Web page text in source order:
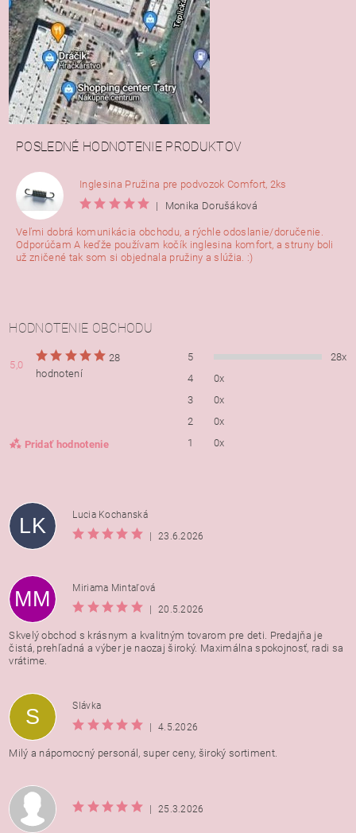
POSLEDNÉ HODNOTENIE PRODUKTOV
Inglesina Pružina pre podvozok Comfort, 2ks
|
Monika Dorušáková
Veľmi dobrá komunikácia obchodu, a rýchle odoslanie/doručenie.
Odporúčam A keďže používam kočík inglesina komfort, a struny boli
už zničené tak som si objednala pružiny a slúžia. :)
HODNOTENIE OBCHODU
5,0
28
hodnotení
Pridať hodnotenie
5
28x
4
0x
3
0x
2
0x
1
0x
Vložením hodnotenie súhlasíte s
osobných údajov
LK
Lucia Kochanská
|
23.6.2026
MM
Miriama Mintaľová
|
20.5.2026
Skvelý obchod s krásnym a kvalitným tovarom pre deti. Predajňa je
čistá, prehľadná a výber je naozaj široký. Maximálna spokojnosť, radi sa
vrátime.
S
Slávka
|
4.5.2026
Milý a nápomocný personál, super ceny, široký sortiment.
| 25.3.2026